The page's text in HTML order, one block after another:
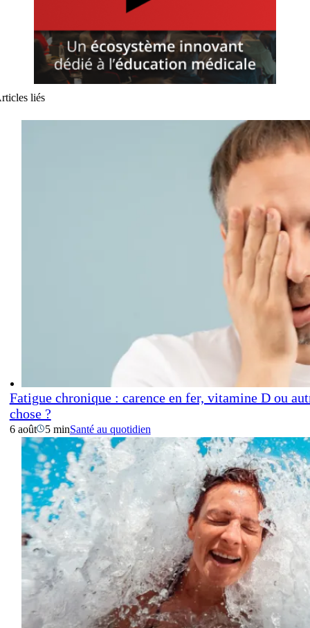
liés
Fatigue chronique : carence en fer, vitamine D ou
chose ?
6 août 5 minSanté au quotidien